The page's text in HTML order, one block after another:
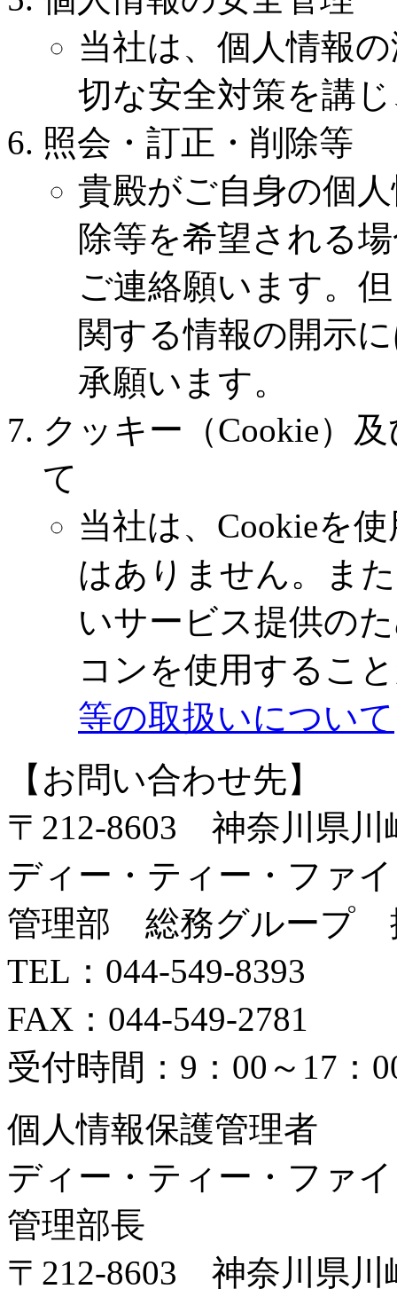
当社は、個人情報
切な安全対策を講
照会・訂正・削除等
貴殿がご自身の個
除等を希望される
ご連絡願います。
関する情報の開示
承願います。
クッキー（Cookie）
て
当社は、Cookieを
はありません。ま
いサービス提供の
コンを使用するこ
等の取扱いについて
【お問い合わせ先】
〒212-8603 神奈川県川
ディー・ティー・ファ
管理部 総務グループ
TEL：044-549-8393
FAX：044-549-2781
受付時間：9：00～17：
個人情報保護管理者
ディー・ティー・ファ
管理部長
〒212-8603 神奈川県川